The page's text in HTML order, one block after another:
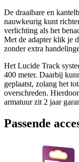
De draaibare en
nauwkeurig kunt
verlichting als het
Met de adapter klik je
zonder extra
Het Lucide Track
400 meter. Daarbij
geplaatst, zolang het
overschreden.
armatuur zit 2 jaar
Passende